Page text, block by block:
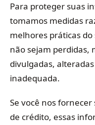
Para proteger suas
tomamos medidas
melhores práticas
não sejam perdidas,
divulgadas,
inadequada.
Se você nos
de crédito, essas